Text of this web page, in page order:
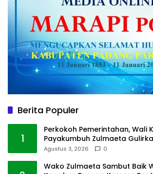
Berita Populer
1
Perkokoh Pemerintahan, Wali
Payakumbuh Zulmaeta
Agustus 3, 2026 0
Wako Zulmaeta Sambut Baik